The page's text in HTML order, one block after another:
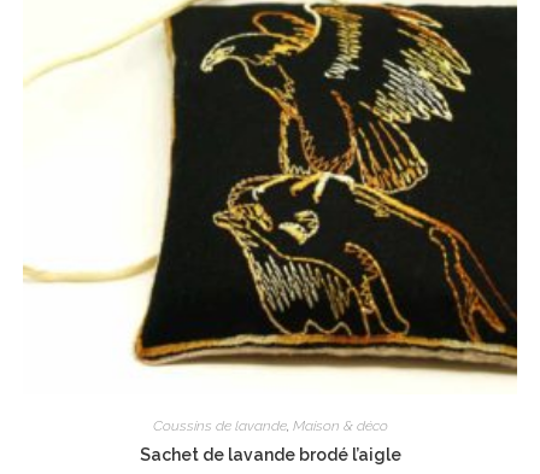
Coussins de lavande, Maison & déco
Sachet de lavande brodé l’aigle